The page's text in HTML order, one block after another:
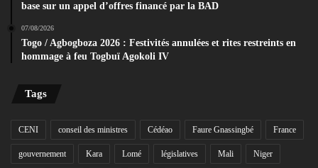
base sur un appel d’offres financé par la BAD
07/08/2026
Togo / Agbogboza 2026 : Festivités annulées et rites restreints en
hommage à feu Togbuï Agokoli IV
Tags
CENI conseil des ministres Cédéao Faure Gnassingbé France
gouvernement Kara Lomé législatives Mali Niger